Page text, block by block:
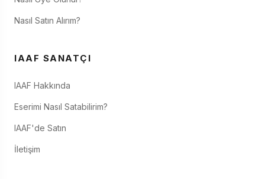
Nasıl Satın Alırım?
IAAF SANATÇI
IAAF Hakkında
Eserimi Nasıl Satabilirim?
IAAF'de Satın
İletişim